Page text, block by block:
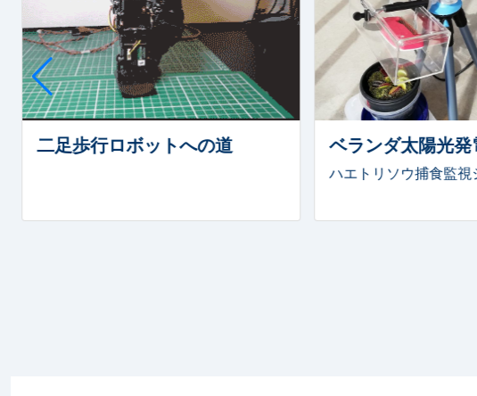
2023年10月14日HomeMadeGarbage the GARAGE 2023 開催し
2022年12月01日今年もやります！ HomeMadeGarbage アドベ
2022年10月14日SPRESENSE 活用コンテスト IoT部門 優秀賞
HomeMadeGarbage the GARAGE 2022 開催し
二足歩行ロボットへの道 ベランダ太陽光発
ハエトリソウ捕食監視